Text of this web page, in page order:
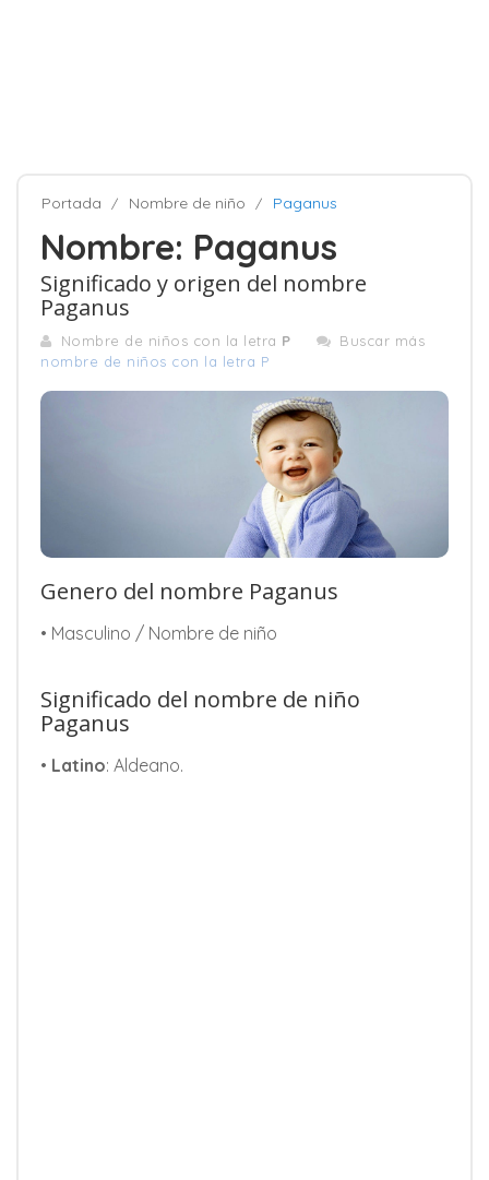
Portada Nombre de niño Paganus
Nombre: Paganus
Significado y origen del nombre
Paganus
Nombre de niños con la letra P
Buscar más
nombre de niños con la letra P
Genero del nombre Paganus
• Masculino / Nombre de niño
Significado del nombre de niño
Paganus
• Latino: Aldeano.